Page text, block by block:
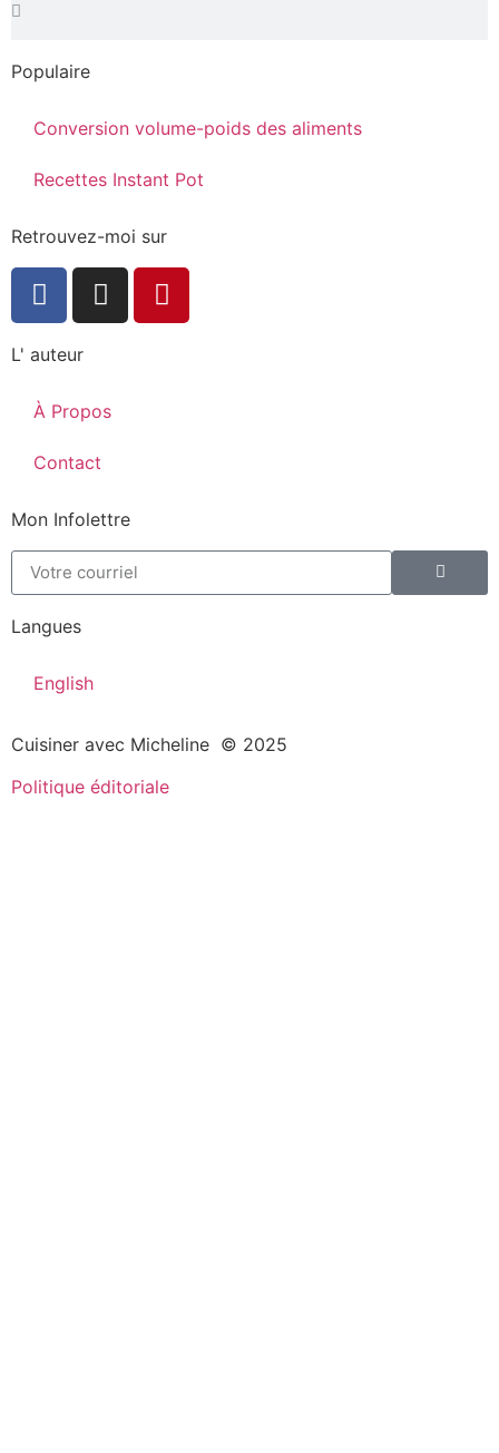
Populaire
Conversion volume-poids des aliments
Recettes Instant Pot
Retrouvez-moi sur
L' auteur
À Propos
Contact
Mon Infolettre
Langues
English
Cuisiner avec Micheline © 2025
Politique éditoriale